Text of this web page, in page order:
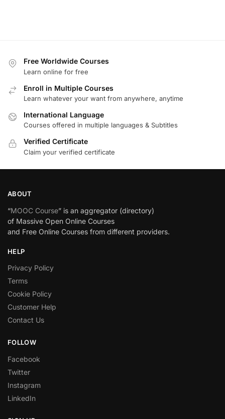
Free Worldwide Courses
Learn online for free
Enroll in Multiple Courses
Learn whatever your want from anywhere, anytime
International Language
Courses offered in multiple languages & Subtitles
Verified Certificate
Claim your verified certificate
ABOUT
“MOOC Course” is an aggregator (directory)
of Massive Open Online Courses
and Free Online Courses from different providers.
HELP
Privacy Policy
Terms
Cookie Policy
Customer Help
Contact Us
FOLLOW
Facebook
Twitter
Instagram
LinkedIn